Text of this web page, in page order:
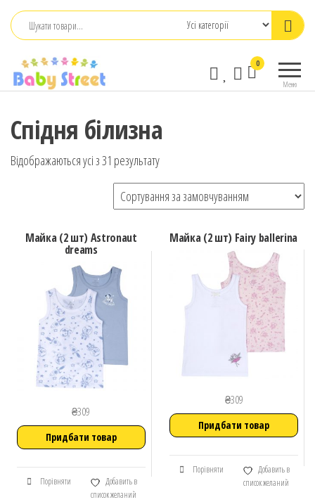
Перейти
babystreet.com.ua
– інтернет-
бажань
та
іграшки,
одяг
Меню
0
Спідня білизна
Відображаються усі з 31 результату
Майка (2 шт) Astronaut
dreams
₴309
Придбати товар
Порівняти
Добавить в
список желаний
Майка (2 шт) Fairy ballerina
₴309
Придбати товар
Порівняти
Добавить в
список желаний